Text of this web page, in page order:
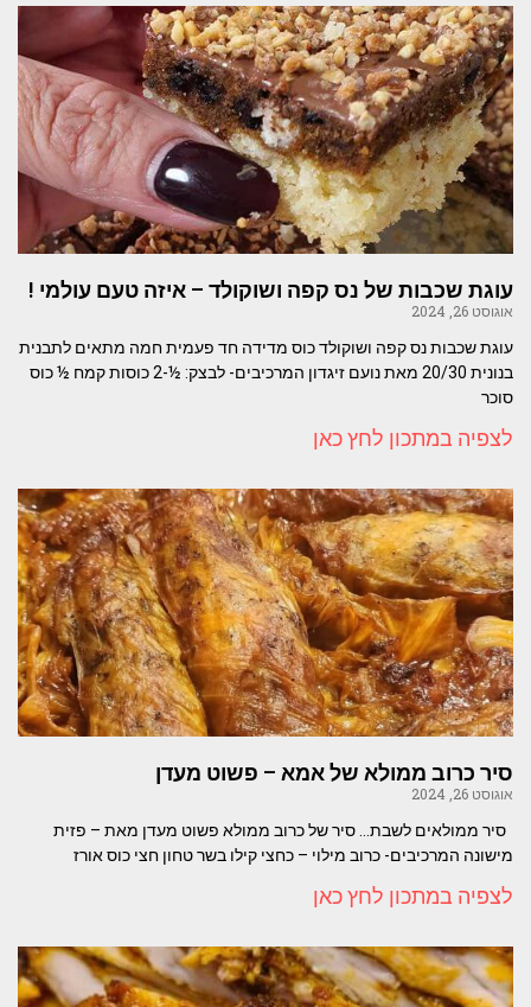
עוגת שכבות של נס קפה ושוקולד – איזה טעם עולמי !
אוגוסט 26, 2024
עוגת שכבות נס קפה ושוקולד כוס מדידה חד פעמית חמה מתאים לתבנית
בנונית 20/30 מאת נועם זיגדון המרכיבים- לבצק: ½-2 כוסות קמח ½ כוס
סוכר
לצפיה במתכון לחץ כאן
סיר כרוב ממולא של אמא – פשוט מעדן
אוגוסט 26, 2024
סיר ממולאים לשבת… סיר של כרוב ממולא פשוט מעדן מאת – פזית
מישונה המרכיבים- כרוב מילוי – כחצי קילו בשר טחון חצי כוס אורז
לצפיה במתכון לחץ כאן